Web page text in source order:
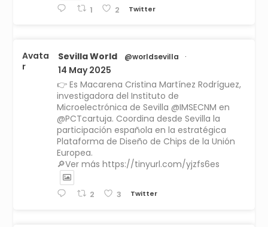
1 2 Twitter
Avata
r
Sevilla World @worldsevilla ·
14 May 2025
👉 Es Macarena Cristina Martínez Rodríguez,
investigadora del Instituto de
Microelectrónica de Sevilla @IMSECNM en
@PCTcartuja. Coordina desde Sevilla la
participación española en la estratégica
Plataforma de Diseño de Chips de la Unión
Europea.
🔎Ver más https://tinyurl.com/yjzfs6es
2 3 Twitter